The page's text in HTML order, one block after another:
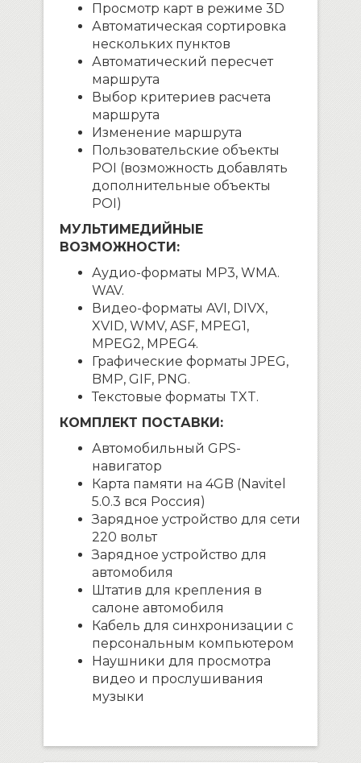
Просмотр карт в режиме 3D
Автоматическая сортировка
нескольких пунктов
Автоматический пересчет
маршрута
Выбор критериев расчета
маршрута
Изменение маршрута
Пользовательские объекты
POI (возможность добавлять
дополнительные объекты
POI)
МУЛЬТИМЕДИЙНЫЕ
ВОЗМОЖНОСТИ:
Аудио-форматы MP3, WMA.
WAV.
Видео-форматы AVI, DIVX,
XVID, WMV, ASF, MPEG1,
MPEG2, MPEG4.
Графические форматы JPEG,
BMP, GIF, PNG.
Текстовые форматы TXT.
КОМПЛЕКТ ПОСТАВКИ:
Автомобильный GPS-
навигатор
Карта памяти на 4GB (Navitel
5.0.3 вся Россия)
Зарядное устройство для сети
220 вольт
Зарядное устройство для
автомобиля
Штатив для крепления в
салоне автомобиля
Кабель для синхронизации с
персональным компьютером
Наушники для просмотра
видео и прослушивания
музыки